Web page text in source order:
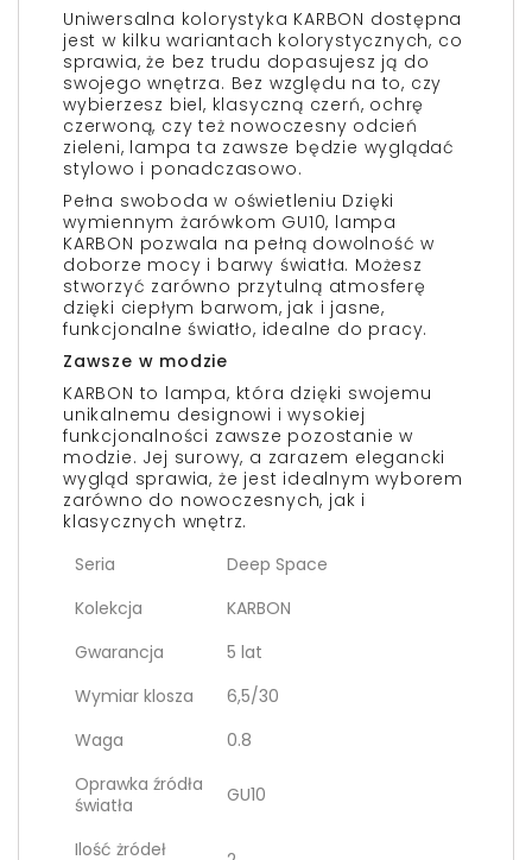
Uniwersalna kolorystyka KARBON dostępna
jest w kilku wariantach kolorystycznych, co
sprawia, że bez trudu dopasujesz ją do
swojego wnętrza. Bez względu na to, czy
wybierzesz biel, klasyczną czerń, ochrę
czerwoną, czy też nowoczesny odcień
zieleni, lampa ta zawsze będzie wyglądać
stylowo i ponadczasowo.
Pełna swoboda w oświetleniu Dzięki
wymiennym żarówkom GU10, lampa
KARBON pozwala na pełną dowolność w
doborze mocy i barwy światła. Możesz
stworzyć zarówno przytulną atmosferę
dzięki ciepłym barwom, jak i jasne,
funkcjonalne światło, idealne do pracy.
Zawsze w modzie
KARBON to lampa, która dzięki swojemu
unikalnemu designowi i wysokiej
funkcjonalności zawsze pozostanie w
modzie. Jej surowy, a zarazem elegancki
wygląd sprawia, że jest idealnym wyborem
zarówno do nowoczesnych, jak i
klasycznych wnętrz.
Seria
Deep Space
Kolekcja
KARBON
Gwarancja
5 lat
Wymiar klosza
6,5/30
Waga
0.8
Oprawka źródła
światła
GU10
Ilość żródeł